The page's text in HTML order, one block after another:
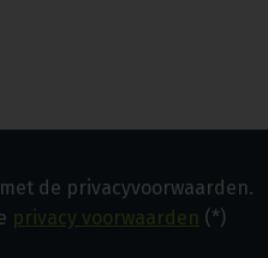
de privacyvoorwaarden.
privacy voorwaarden (*)